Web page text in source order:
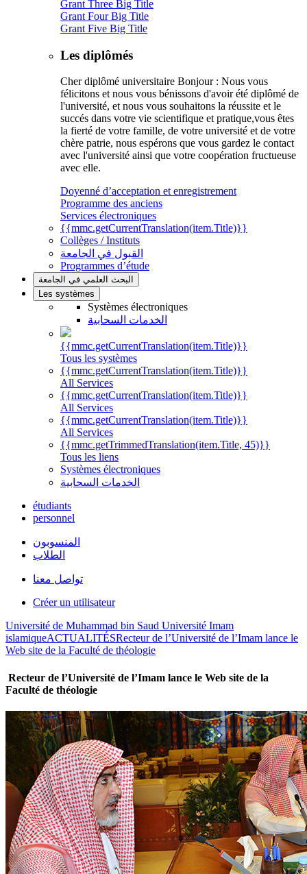
Grant Three Big Title
Grant Four Big Title
Grant Five Big Title
Les diplômés
Cher diplômé universitaire Bonjour : Nous vous
félicitons et nous vous bénissons d'avoir été diplômé de
l'université, et nous vous souhaitons la réussite et le
succés dans votre vie scientifique et pratique,vous êtes
la fierté de votre famille, de votre université et de votre
chère patrie, nous espérons que vous gardez le contact
avec l'université ainsi que votre coopération fructueuse
avec elle.
Doyenné d’acceptation et enregistrement
Programme des anciens
Services électroniques
{{mmc.getCurrentTranslation(item.Title)}}
Collèges / Instituts
القبول في الجامعة
Programmes d’étude
البحث العلمي في الجامعة
Les systèmes
Systèmes électroniques
الخدمات السحابية
{{mmc.getCurrentTranslation(item.Title)}}
Tous les systèmes
{{mmc.getCurrentTranslation(item.Title)}}
All Services
{{mmc.getCurrentTranslation(item.Title)}}
All Services
{{mmc.getCurrentTranslation(item.Title)}}
All Services
{{mmc.getTrimmedTranslation(item.Title, 45)}}
Tous les liens
Systèmes électroniques
الخدمات السحابية
étudiants
personnel
المنسوبون
الطلاب
تواصل معنا
Créer un utilisateur
Université de Muhammad bin Saud Université Imam
islamiqueACTUALITÉSRecteur de l’Université de l’Imam lance le
Web site de la Faculté de théologie
Recteur de l’Université de l’Imam lance le Web site de la
Faculté de théologie